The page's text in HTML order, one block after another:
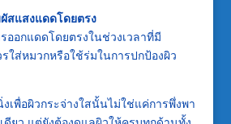
สแสงแดดโดยตรง
ออกแดดโดยตรงในช่วงเวลาที่มี
ใส่หมวกหรือใช้ร่มในการปกป้องผิว
เพื่อผิวกระจ่างใสนั้นไม่ใช่แค่การพึ่งพา